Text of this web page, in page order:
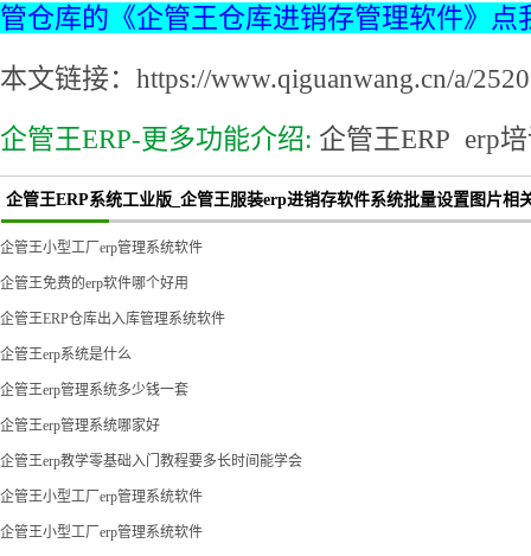
管仓库的《企管王仓库进销存管理软件》点
本文链接：https://www.qiguanwang.cn/a/
企管王ERP-更多功能介绍: 企管王ERP erp
企管王ERP系统工业版_企管王服装erp进销存软件系统批量设置图片相
企管王小型工厂erp管理系统软件
企管王免费的erp软件哪个好用
企管王ERP仓库出入库管理系统软件
企管王erp系统是什么
企管王erp管理系统多少钱一套
企管王erp管理系统哪家好
企管王erp教学零基础入门教程要多长时间能学会
企管王小型工厂erp管理系统软件
企管王小型工厂erp管理系统软件